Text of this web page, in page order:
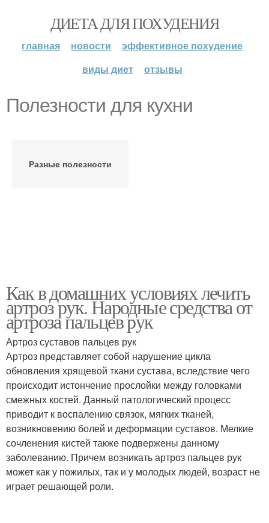
ДИЕТА ДЛЯ ПОХУДЕНИЯ
главная новости
эффективное похудение
виды диет
отзывы
Полезности для кухни
Разные полезности
Как в домашних условиях лечить
артроз рук. Народные средства от
артроза пальцев рук
Артроз суставов пальцев рук
Артроз представляет собой нарушение цикла
обновления хрящевой ткани сустава, вследствие чего
происходит истончение прослойки между головками
смежных костей. Данный патологический процесс
приводит к воспалению связок, мягких тканей,
возникновению болей и деформации суставов. Мелкие
сочленения кистей также подвержены данному
заболеванию. Причем возникать артроз пальцев рук
может как у пожилых, так и у молодых людей, возраст не
играет решающей роли.